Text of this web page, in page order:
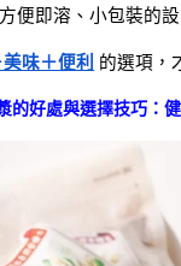
方便即溶、小包裝的
味＋便利 的選項，
的好處與選擇技巧：